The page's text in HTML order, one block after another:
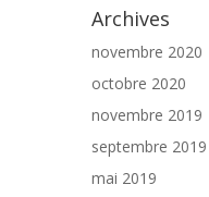
Archives
novembre 2020
octobre 2020
novembre 2019
septembre 2019
mai 2019